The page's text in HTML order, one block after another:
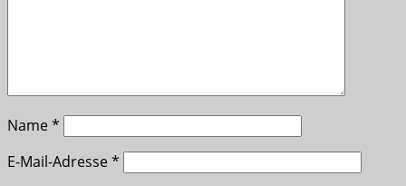
Name*
E-Mail-Adresse*